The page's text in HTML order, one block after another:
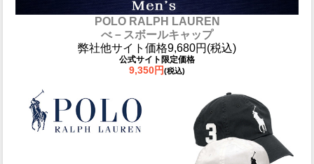
POLO RALPH LAUREN
べ－スボールキャップ
弊社他サイト価格9,680円(税込)
公式サイト限定価格
9,350円(税込)